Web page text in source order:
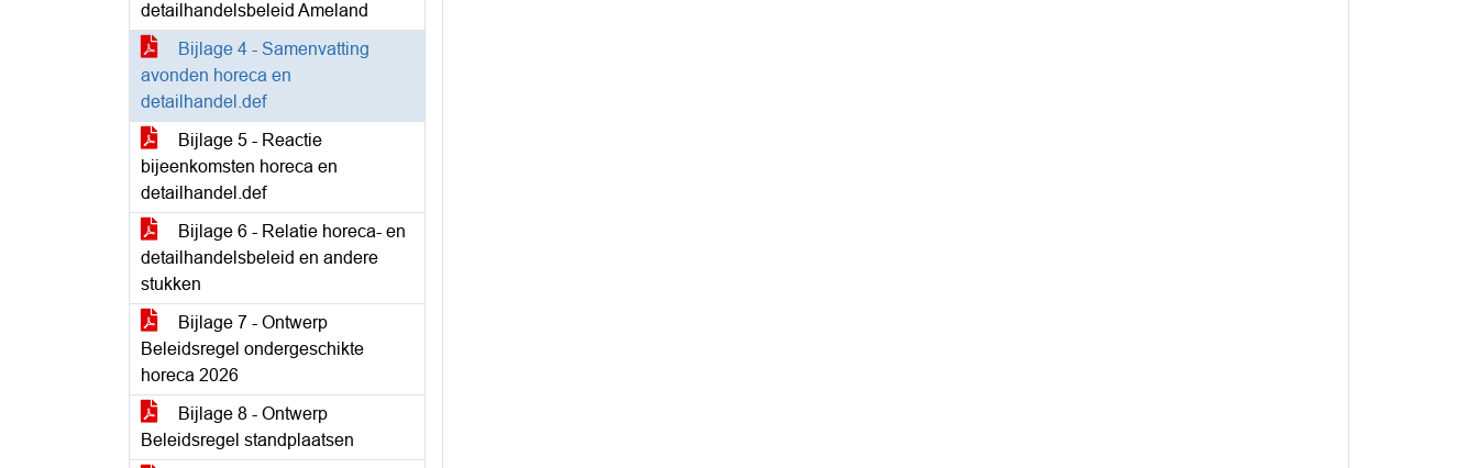
detailhandelsbeleid Ameland
Bijlage 4 - Samenvatting
avonden horeca en
detailhandel.def
Bijlage 5 - Reactie
bijeenkomsten horeca en
detailhandel.def
Bijlage 6 - Relatie horeca- en
detailhandelsbeleid en andere
stukken
Bijlage 7 - Ontwerp
Beleidsregel ondergeschikte
horeca 2026
Bijlage 8 - Ontwerp
Beleidsregel standplaatsen